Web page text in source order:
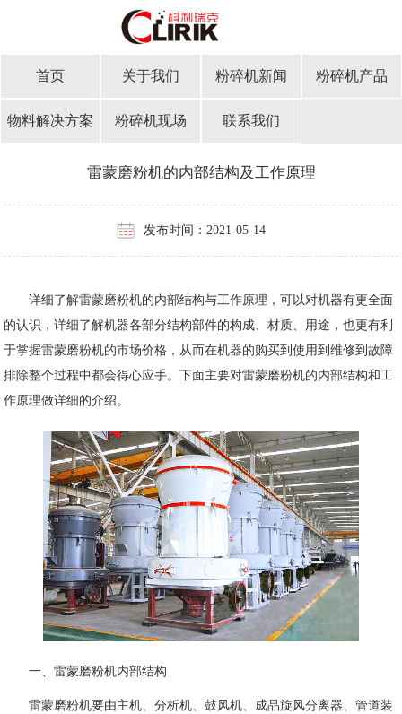
首页 关于我们 粉碎机新闻 粉碎机产品
物料解决方案 粉碎机现场 联系我们
雷蒙磨粉机的内部结构及工作原理
发布时间：2021-05-14
详细了解雷蒙磨粉机的内部结构与工作原理，可以对机器有更全面
的认识，详细了解机器各部分结构部件的构成、材质、用途，也更有利
于掌握雷蒙磨粉机的市场价格，从而在机器的购买到使用到维修到故障
排除整个过程中都会得心应手。下面主要对雷蒙磨粉机的内部结构和工
作原理做详细的介绍。
一、雷蒙磨粉机内部结构
雷蒙磨粉机要由主机、分析机、鼓风机、成品旋风分离器、管道装